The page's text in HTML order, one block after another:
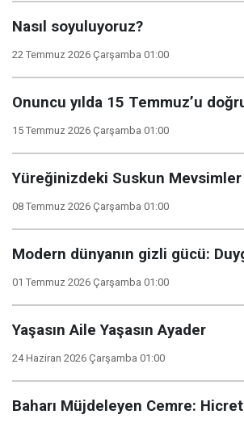
Nasıl soyuluyoruz?
22 Temmuz 2026 Çarşamba 01:00
Onuncu yılda 15 Temmuz’u
15 Temmuz 2026 Çarşamba 01:00
Yüreğinizdeki Suskun
08 Temmuz 2026 Çarşamba 01:00
Modern dünyanın gizli gücü:
01 Temmuz 2026 Çarşamba 01:00
Yaşasın Aile Yaşasın Ayader
24 Haziran 2026 Çarşamba 01:00
Baharı Müjdeleyen Cemre: Hicret